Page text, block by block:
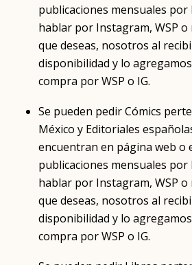
publicaciones mensuales por
hablar por Instagram, WSP o
que deseas, nosotros al
disponibilidad y lo
compra por WSP o IG.
Se pueden pedir Cómics
México y Editoriales
encuentran en página web o
publicaciones mensuales por
hablar por Instagram, WSP o
que deseas, nosotros al
disponibilidad y lo
compra por WSP o IG.